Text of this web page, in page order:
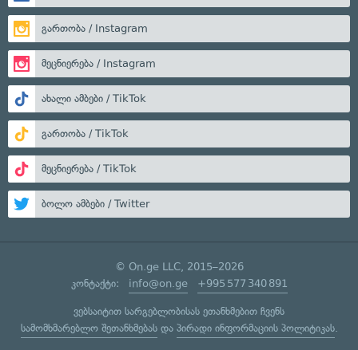
გართობა / Instagram
მეცნიერება / Instagram
ახალი ამბები / TikTok
გართობა / TikTok
მეცნიერება / TikTok
ბოლო ამბები / Twitter
© On.ge LLC, 2015–2026
კონტაქტი: info@on.ge +995 577 340 891
ვებსაიტით სარგებლობისას ეთანხმებით ჩვენს
სამომხმარებლო შეთანხმებასდა პირადი ინფორმაციის პოლიტიკას.